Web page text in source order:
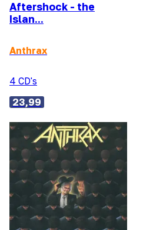
Aftershock - the
Islan...
Anthrax
4 CD's
23,99